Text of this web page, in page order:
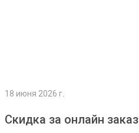
18 июня 2026 г.
Скидка за онлайн заказ